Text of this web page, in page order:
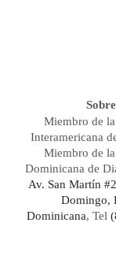
Miembro de
Interamericana
Miembro de
Dominicana de
Av. San Martín
Domingo,
Dominicana, Tel